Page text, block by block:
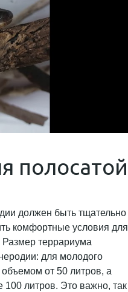
полосатой
должен быть тщательно
комфортные условия для
террариума
для молодого
от 50 литров, а
литров. Это важно, так